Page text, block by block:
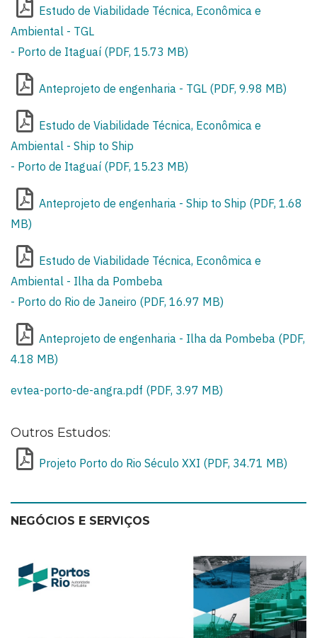
Estudo de Viabilidade Técnica, Econômica e
Ambiental - TGL
- Porto de Itaguaí (PDF, 15.73 MB)
Anteprojeto de engenharia - TGL (PDF, 9.98 MB)
Estudo de Viabilidade Técnica, Econômica e
Ambiental - Ship to Ship
- Porto de Itaguaí (PDF, 15.23 MB)
Anteprojeto de engenharia - Ship to Ship (PDF, 1.68
MB)
Estudo de Viabilidade Técnica, Econômica e
Ambiental - Ilha da Pombeba
- Porto do Rio de Janeiro (PDF, 16.97 MB)
Anteprojeto de engenharia - Ilha da Pombeba (PDF,
4.18 MB)
evtea-porto-de-angra.pdf (PDF, 3.97 MB)
Outros Estudos:
Projeto Porto do Rio Século XXI (PDF, 34.71 MB)
NEGÓCIOS E SERVIÇOS